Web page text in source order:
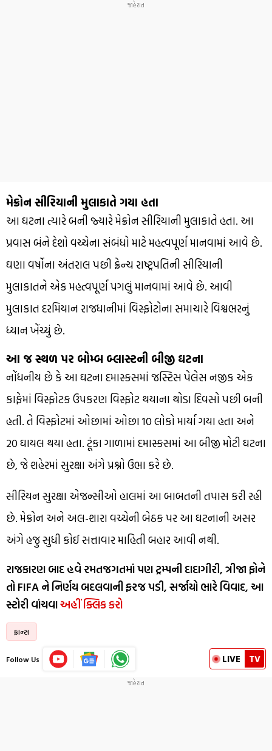
મેક્રોન સીરિયાની મુલાકાતે ગયા હતા
આ ઘટના ત્યારે બની જ્યારે મેક્રોન સીરિયાની મુલાકાતે હતા. આ
પ્રવાસ બંને દેશો વચ્ચેના સંબંધો માટે મહત્વપૂર્ણ માનવામાં આવે છે.
ઘણા વર્ષોના અંતરાલ પછી ફ્રેન્ચ રાષ્ટ્રપતિની સીરિયાની
મુલાકાતને એક મહત્વપૂર્ણ પગલું માનવામાં આવે છે. આવી
મુલાકાત દરમિયાન રાજધાનીમાં વિસ્ફોટોના સમાચારે વિશ્વભરનું
ધ્યાન ખેંચ્યું છે.
આ જ સ્થળ પર બોમ્બ બ્લાસ્ટની બીજી ઘટના
નોંધનીય છે કે આ ઘટના દમાસ્કસમાં જસ્ટિસ પેલેસ નજીક એક
કાફેમાં વિસ્ફોટક ઉપકરણ વિસ્ફોટ થયાના થોડા દિવસો પછી બની
હતી. તે વિસ્ફોટમાં ઓછામાં ઓછા 10 લોકો માર્યા ગયા હતા અને
20 ઘાયલ થયા હતા. ટૂંકા ગાળામાં દમાસ્કસમાં આ બીજી મોટી ઘટના
છે, જે શહેરમાં સુરક્ષા અંગે પ્રશ્નો ઉભા કરે છે.
સીરિયન સુરક્ષા એજન્સીઓ હાલમાં આ બાબતની તપાસ કરી રહી
છે. મેક્રોન અને અલ-શારા વચ્ચેની બેઠક પર આ ઘટનાની અસર
અંગે હજુ સુધી કોઈ સત્તાવાર માહિતી બહાર આવી નથી.
રાજકારણ બાદ હવે રમતજગતમાં પણ ટ્રમ્પની દાદાગીરી, ત્રીજા ફોને
તો FIFA ને નિર્ણય બદલવાની ફરજ પડી, સર્જાયો ભારે વિવાદ, આ
સ્ટોરી વાંચવાઅહીં ક્લિક કરો
ફ્રાન્સ
Follow Us LIVE TV